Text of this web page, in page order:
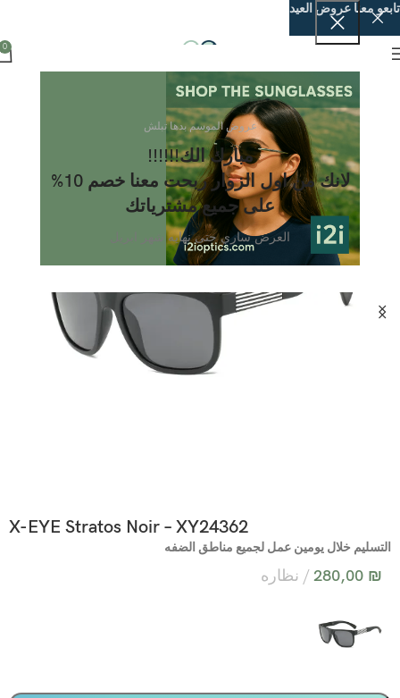
عروض الموسم بدها تبلش
مبارك الك!!!!!!
لانك من اول الزوار ربحت معنا خصم 10%
على جميع مشترياتك
العرض ساري حتى نهايه شهر ابريل
0
X-EYE Stratos Noir – XY24362
التسليم خلال يومين عمل لجميع مناطق الضفه
280,00 ₪ نظاره
تابعو معنا عروض العيد